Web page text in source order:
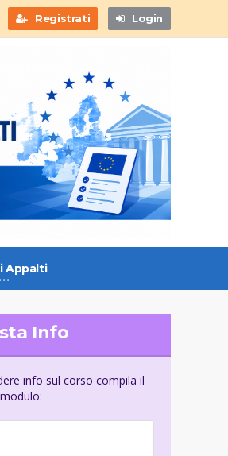
Registrati Login
Appalti
Info
info sul corso compila il